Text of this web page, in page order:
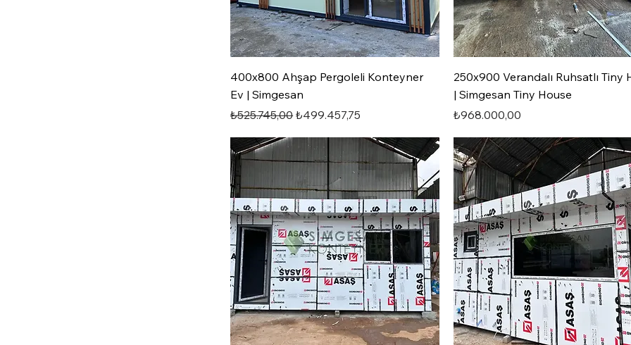
400x800 Ahşap Pergoleli Konteyner
Ev | Simgesan
Normal Fiyat
₺525.745,00İndirimli Fiyat
₺499.457,75
250x900 Verandalı Ruhsatlı Tiny
| Simgesan Tiny House
Fiyat
₺968.000,00